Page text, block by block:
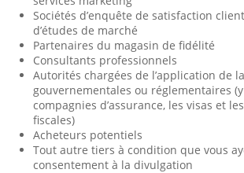
Sociétés d’enquête de satisfaction
d’études de marché
Partenaires du magasin de fidélité
Consultants professionnels
Autorités chargées de l’application de
gouvernementales ou réglementaires
compagnies d’assurance, les visas et
fiscales)
Acheteurs potentiels
Tout autre tiers à condition que vous
consentement à la divulgation